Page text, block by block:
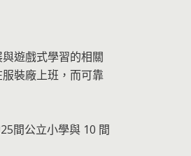
遊戲式學習的相關
裝廠上班，而可靠
間公立小學與 10 間